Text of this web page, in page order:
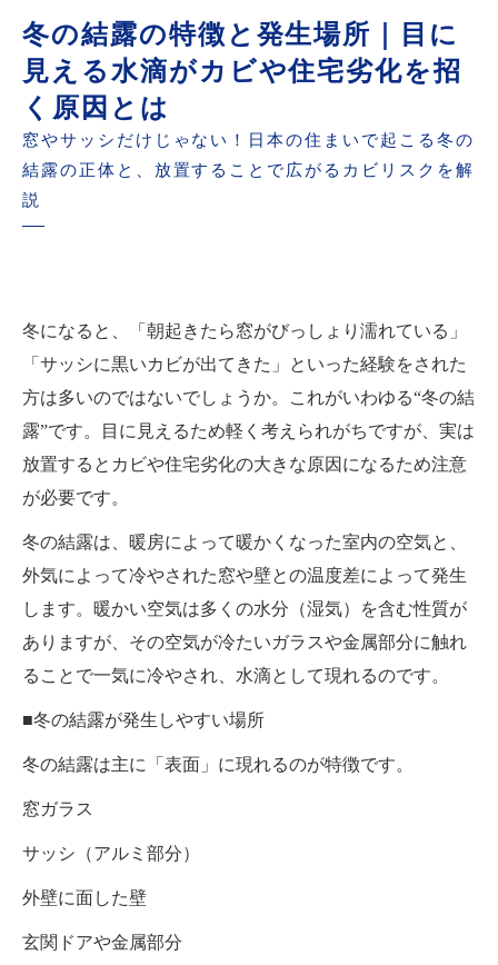
冬の結露の特徴と発生場所｜目に
見える水滴がカビや住宅劣化を招
く原因とは
窓やサッシだけじゃない！日本の住まいで起こる冬の
結露の正体と、放置することで広がるカビリスクを解
説
冬になると、「朝起きたら窓がびっしょり濡れている」
「サッシに黒いカビが出てきた」といった経験をされた
方は多いのではないでしょうか。これがいわゆる“冬の結
露”です。目に見えるため軽く考えられがちですが、実は
放置するとカビや住宅劣化の大きな原因になるため注意
が必要です。
冬の結露は、暖房によって暖かくなった室内の空気と、
外気によって冷やされた窓や壁との温度差によって発生
します。暖かい空気は多くの水分（湿気）を含む性質が
ありますが、その空気が冷たいガラスや金属部分に触れ
ることで一気に冷やされ、水滴として現れるのです。
■冬の結露が発生しやすい場所
冬の結露は主に「表面」に現れるのが特徴です。
窓ガラス
サッシ（アルミ部分）
外壁に面した壁
玄関ドアや金属部分